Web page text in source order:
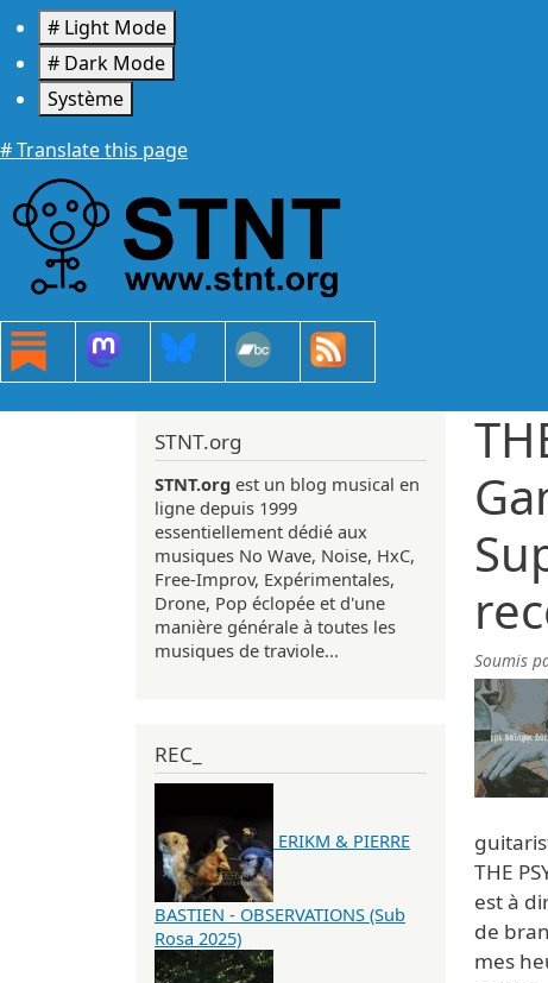
Aller au contenu principal
# Light Mode
# Dark Mode
Système
# Translate this page
Soumis
THE
est à
de
mes
STNT.org
STNT.org est un blog musical en
ligne depuis 1999
essentiellement dédié aux
musiques No Wave, Noise, HxC,
Free-Improv, Expérimentales,
Drone, Pop éclopée et d'une
manière générale à toutes les
musiques de traviole...
REC_
ERIKM & PIERRE
BASTIEN - OBSERVATIONS (Sub
Rosa 2025)